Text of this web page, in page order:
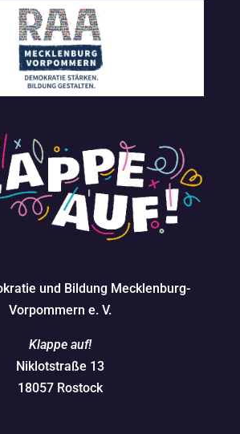
und Bildung Mecklenburg-
Vorpommern e. V.
Klappe auf!
Niklotstraße 13
18057 Rostock